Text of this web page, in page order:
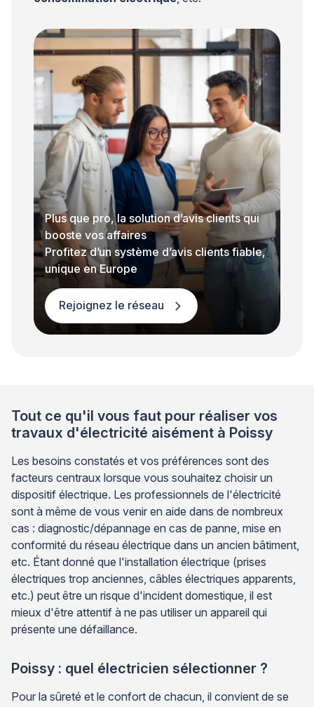
Plus que pro, la solution d’avis clients qui
booste vos affaires
Profitez d’un système d’avis clients fiable,
unique en Europe
Rejoignez le réseau
Tout ce qu'il vous faut pour réaliser vos
travaux d'électricité aisément à Poissy
Les besoins constatés et vos préférences sont des
facteurs centraux lorsque vous souhaitez choisir un
dispositif électrique. Les professionnels de l'électricité
sont à même de vous venir en aide dans de nombreux
cas : diagnostic/dépannage en cas de panne, mise en
conformité du réseau électrique dans un ancien bâtiment,
etc. Étant donné que l'installation électrique (prises
électriques trop anciennes, câbles électriques apparents,
etc.) peut être un risque d'incident domestique, il est
mieux d'être attentif à ne pas utiliser un appareil qui
présente une défaillance.
Poissy : quel électricien sélectionner ?
Pour la sûreté et le confort de chacun, il convient de se